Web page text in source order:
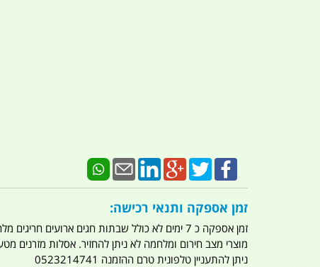
זמן אספקה ותנאי רכישה:
זמן אספקה כ 7 ימים לא כולל שבתות חגים ארועים חריגים מלחמות מגפה מתקפת טרור מתקפת מחשבים
מוצרי מצב חירום ומלחמה לא ניתן להחזיר. אסלות מזרנים
ניתן להתעניין טלפונית טרם ההזמנה 0523214741